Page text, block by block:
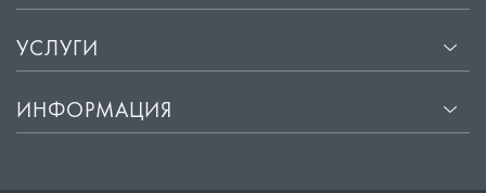
УСЛУГИ
ИНФОРМАЦИЯ